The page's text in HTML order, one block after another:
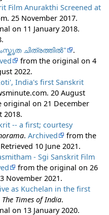
Film Anurakthi Screened at
25 November 2017.
on 11 January 2018.
.
ചിത്രത്തിൽ"
.
from the original on 4
2022.
India's first Sanskrit
20 August
original on 21 December
2018.
-- a first; courtesy
.Archived
from the
10 June 2021.
from the original on 26
3 November 2021.
as Kuchelan in the first
The Times of India.
on 13 January 2020.